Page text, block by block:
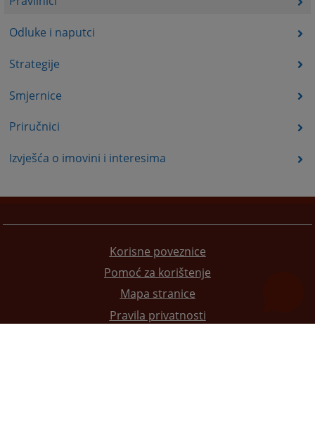
Odluke i naputci
Strategije
Smjernice
Priručnici
Izvješća o imovini i interesima
Korisne poveznice
Pomoć za korištenje
Mapa stranice
Pravila privatnosti